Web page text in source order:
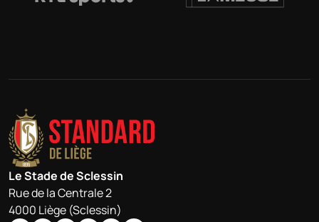
Le Stade de Sclessin
Rue de la Centrale 2
4000 Liège (Sclessin)